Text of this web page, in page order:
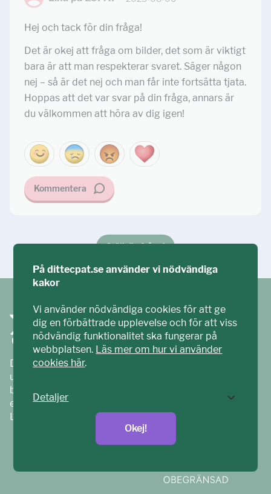
Hej och tack för din fråga!
Det är okej att fråga om bilder, det som är viktigt
bara är att man respekterar svaret. Säger någon
nej – så är det nej och man får inte fortsätta tjata.
Hoppas att det var svar på din fråga, annars är
du välkommen att höra av dig igen!
Kommentera
Ställ din fråga!
Ditt ECPAT har tagits fram tillsammans med barn och
unga. Vi är en del av ECPAT Sverige – en
barnrättsorganisation som arbetar mot sexuell
exploatering av barn.
Läs mer på
ecpat.se
På dittecpat.se använder vi nödvändiga
kakor
Vi använder nödvändiga cookies för att ge
dig en förbättrade upplevelse och för att viss
nödvändig funktionalitet ska fungerar på
webbplatsen. Läs mer om hur vi använder
cookies här.
Detaljer
Okej!